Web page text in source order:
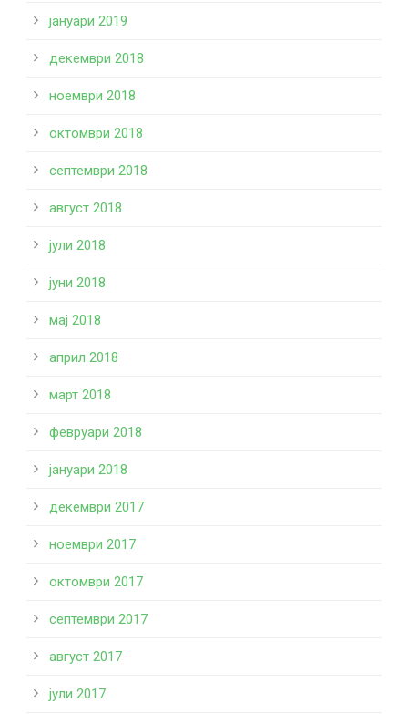
јануари 2019
декември 2018
ноември 2018
октомври 2018
септември 2018
август 2018
јули 2018
јуни 2018
мај 2018
април 2018
март 2018
февруари 2018
јануари 2018
декември 2017
ноември 2017
октомври 2017
септември 2017
август 2017
јули 2017